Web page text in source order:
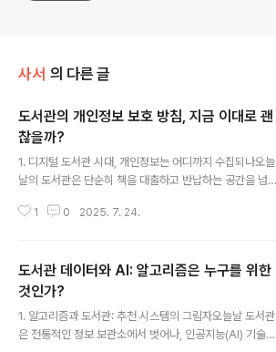
사서 의 다른 글
도서관의 개인정보 보호 방침, 지금 이대로 괜
찮을까?
1. 디지털 도서관 시대, 개인정보는 어디까지 수집되나오늘
날의 도서관은 단순히 책을 대출하고 반납하는 공간을 넘
변모하고 있다. 전자도서관 서비스, 온라인 회원가입, 좌석
개인정보를 수집하고 저장하게 되었다. 대출 이력, 관심 분
야, 열람실 이용 패턴, 검색 기록까지 디지털화된 데이터는
서비스 개선에 큰 도움이 되지만, 그만큼 개인정보 보호 측
면에서도 높은 수준의 관리가 필요하다. 문제는 도서관이
수집하는 정보의 경계가 명확하지 않다는 데 있다. 예를 들
1 0 2025. 7. 24.
도서관 데이터와 AI: 알고리즘은 누구를 위한
것인가?
1. 알고리즘과 도서관: 추천 시스템의 그림자오늘날 도서관
은 전통적인 정보 보관소에서 벗어나, 인공지능(AI) 기술과